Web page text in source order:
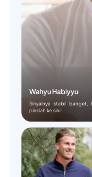
Wahyu Habiyyu
Sinyalnya stabil banget,
pindah ke sini!